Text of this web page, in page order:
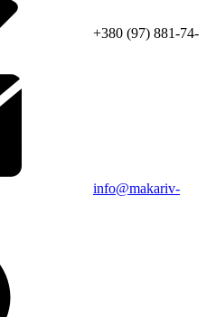
+380 (97) 881-74-
info@makariv-